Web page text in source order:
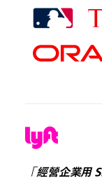
「經營企業用